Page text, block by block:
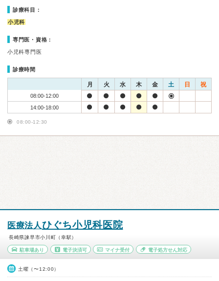
診療科目：
小児科
専門医・資格：
小児科専門医
診療時間
月 火 水 木 金 土 日 祝
08:00-12:00
14:00-18:00
08:00-12:30
医療法人ひぐち小児科医院
長崎県諫早市小川町（幸駅）
駐車場あり 電子決済可 マイナ受付 電子処方せん対応
土曜（〜12:00）